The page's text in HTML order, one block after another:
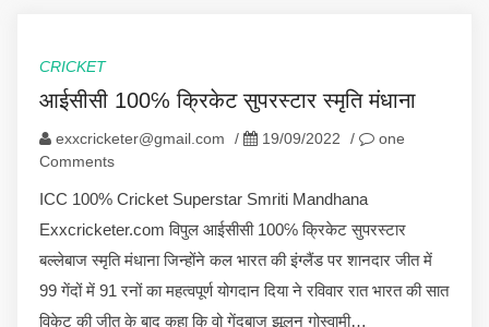
CRICKET
आईसीसी 100℅ क्रिकेट सुपरस्टार स्मृति मंधाना
exxcricketer@gmail.com / 19/09/2022 /
one
Comments
ICC 100% Cricket Superstar Smriti Mandhana
Exxcricketer.com विपुल आईसीसी 100℅ क्रिकेट सुपरस्टार
बल्लेबाज स्मृति मंधाना जिन्होंने कल भारत की इंग्लैंड पर शानदार जीत में
99 गेंदों में 91 रनों का महत्वपूर्ण योगदान दिया ने रविवार रात भारत की सात
विकेट की जीत के बाद कहा कि वो गेंदबाज झूलन गोस्वामी…